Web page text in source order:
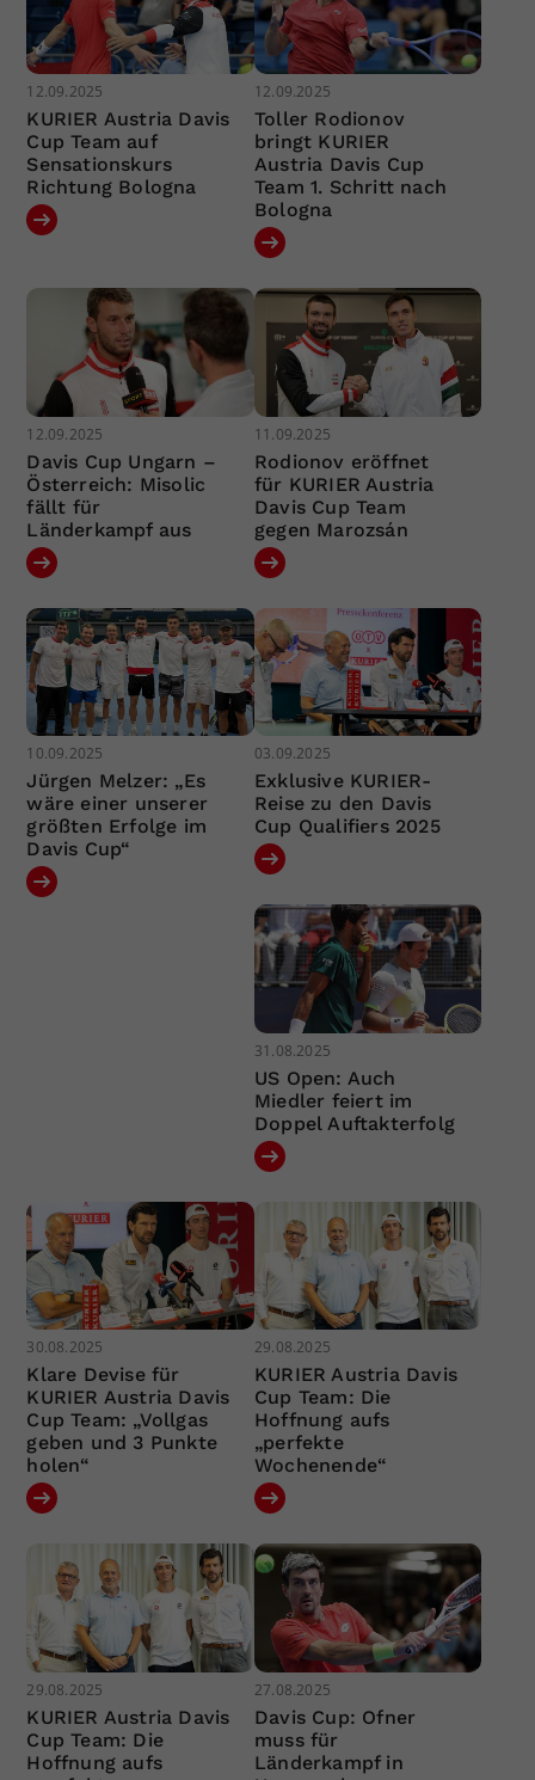
12.09.2025
KURIER Austria Davis
Cup Team auf
Sensationskurs
Richtung Bologna
12.09.2025
Toller Rodionov
bringt KURIER
Austria Davis Cup
Team 1. Schritt nach
Bologna
12.09.2025
Davis Cup Ungarn –
Österreich: Misolic
fällt für
Länderkampf aus
11.09.2025
Rodionov eröffnet
für KURIER Austria
Davis Cup Team
gegen Marozsán
10.09.2025
Jürgen Melzer: „Es
wäre einer unserer
größten Erfolge im
Davis Cup“
03.09.2025
Exklusive KURIER-
Reise zu den Davis
Cup Qualifiers 2025
31.08.2025
US Open: Auch
Miedler feiert im
Doppel Auftakterfolg
30.08.2025
Klare Devise für
KURIER Austria Davis
Cup Team: „Vollgas
geben und 3 Punkte
holen“
29.08.2025
KURIER Austria Davis
Cup Team: Die
Hoffnung aufs
„perfekte
Wochenende“
29.08.2025
KURIER Austria Davis
Cup Team: Die
Hoffnung aufs
27.08.2025
Davis Cup: Ofner
muss für
Länderkampf in